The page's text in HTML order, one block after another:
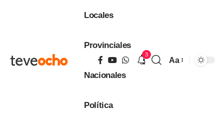
Locales
Provinciales
Nacionales
Política
3
Aa